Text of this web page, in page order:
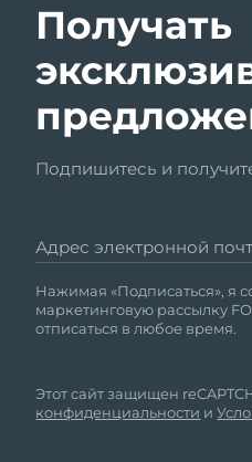
Получать
Подпишитесь и
Адрес электронной
Нажимая «Подписаться», я
маркетинговую рассылку
отписаться в любое время.
Этот сайт защищен
конфиденциальности и